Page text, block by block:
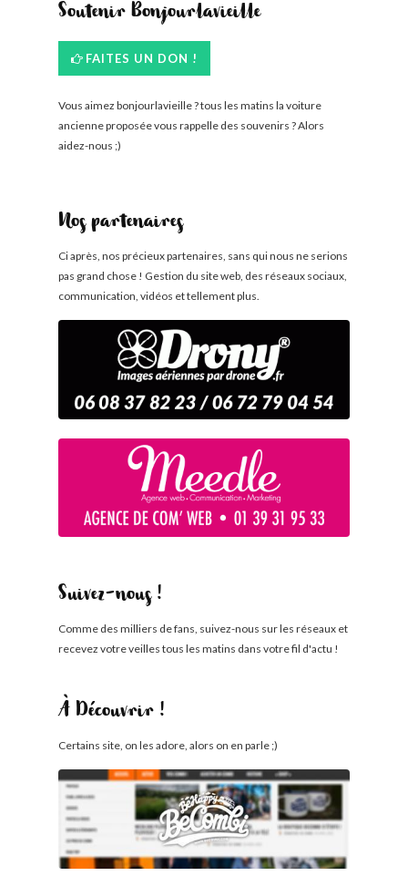
Soutenir Bonjourlavieille
FAITES UN DON !
Vous aimez bonjourlavieille ? tous les matins la voiture
ancienne proposée vous rappelle des souvenirs ? Alors
aidez-nous ;)
Nos partenaires
Ci après, nos précieux partenaires, sans qui nous ne serions
pas grand chose ! Gestion du site web, des réseaux sociaux,
communication, vidéos et tellement plus.
Suivez-nous !
Comme des milliers de fans, suivez-nous sur les réseaux et
recevez votre veilles tous les matins dans votre fil d'actu !
À Découvrir !
Certains site, on les adore, alors on en parle ;)